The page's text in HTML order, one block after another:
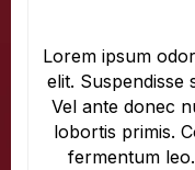
Lorem ipsum
elit. Suspendisse
Vel ante donec
lobortis primis.
fermentum